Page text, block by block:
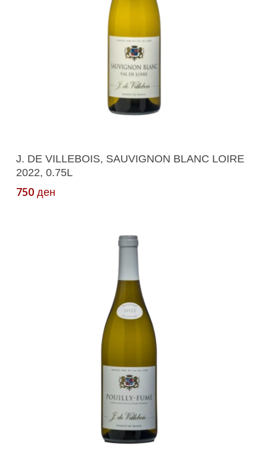
Додади Во Кошничка
J. DE VILLEBOIS, SAUVIGNON BLANC LOIRE
2022, 0.75L
750 ден